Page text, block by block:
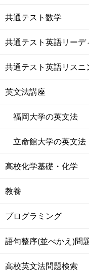
共通テスト数学
共通テスト英語リーデ
共通テスト英語リスニ
英文法講座
福岡大学の英文法
立命館大学の英文法
高校化学基礎・化学
教養
プログラミング
語句整序(並べかえ)問
高校英文法問題検索